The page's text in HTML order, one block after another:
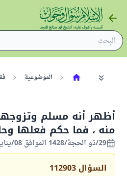
الموضوعية
أظهر أنه مسلم
منه ، فما حكم فعلها
29/ذو الحجة/1428 الموافق 08/يناير/2008
السؤال 112903